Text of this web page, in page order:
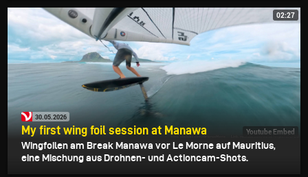
02:27
Youtube Embed
30.05.2026
My first wing foil session at Manawa
Wingfoilen am Break Manawa vor Le Morne auf Mauritius,
eine Mischung aus Drohnen- und Actioncam-Shots.